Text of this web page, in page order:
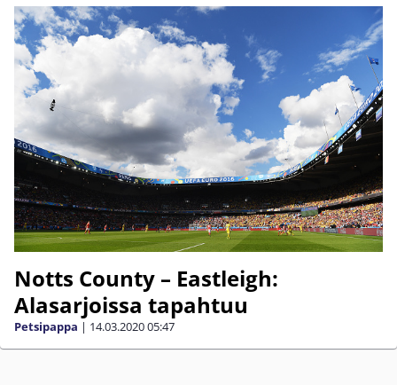
Notts County – Eastleigh:
Alasarjoissa tapahtuu
Petsipappa | 14.03.202005:47